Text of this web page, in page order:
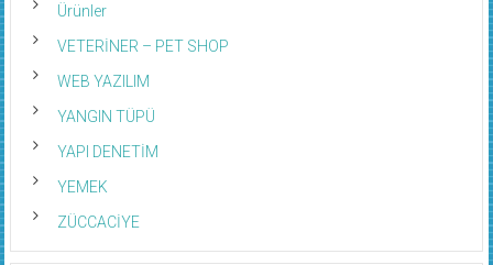
Ürünler
VETERİNER – PET SHOP
WEB YAZILIM
YANGIN TÜPÜ
YAPI DENETİM
YEMEK
ZÜCCACİYE